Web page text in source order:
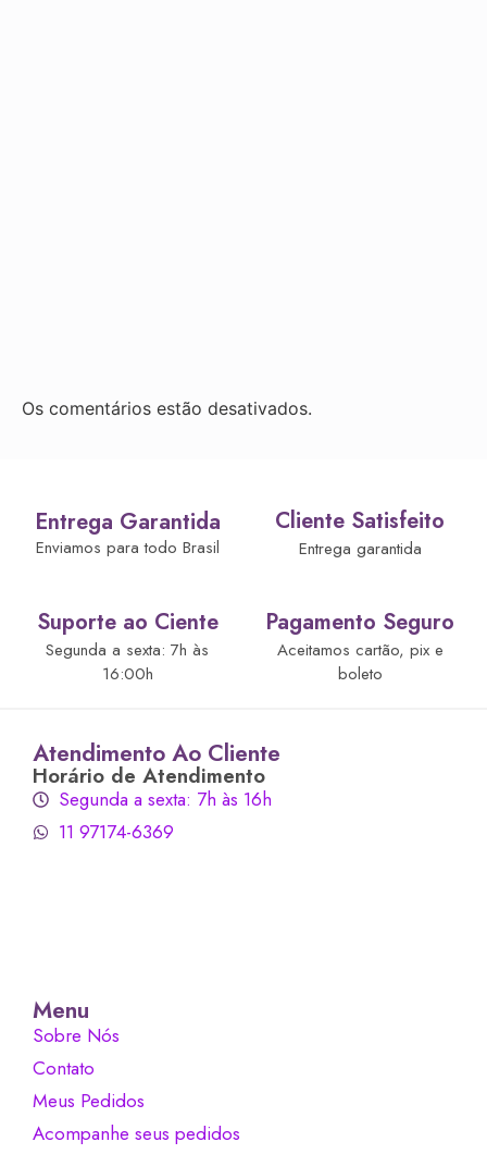
Os comentários estão desativados.
Entrega Garantida
Enviamos para todo Brasil
Cliente Satisfeito
Entrega garantida
Suporte ao Ciente
Segunda a sexta: 7h às
16:00h
Pagamento Seguro
Aceitamos cartão, pix e
boleto
Atendimento Ao Cliente
Horário de Atendimento
Segunda a sexta: 7h às 16h
11 97174-6369
Menu
Sobre Nós
Contato
Meus Pedidos
Acompanhe seus pedidos